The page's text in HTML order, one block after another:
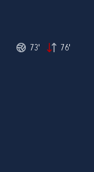
73' 76'